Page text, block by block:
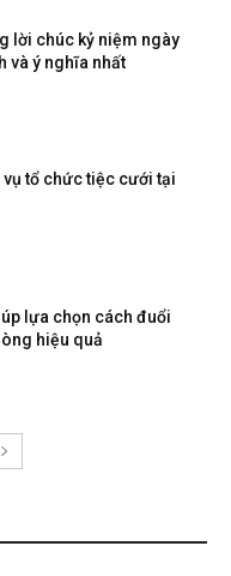
lời chúc kỷ niệm ngày
và ý nghĩa nhất
vụ tổ chức tiệc cưới tại
lựa chọn cách đuổi
hiệu quả